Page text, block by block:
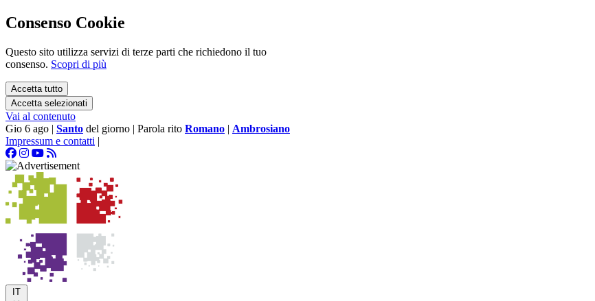
Consenso Cookie
Questo sito utilizza servizi di terze parti che richiedono il tuo
consenso. Scopri di più
Accetta tutto
Accetta selezionati
Vai al contenuto
Gio 6 ago | Santo del giorno | Parola rito Romano | Ambrosiano
Impressum e contatti |
IT